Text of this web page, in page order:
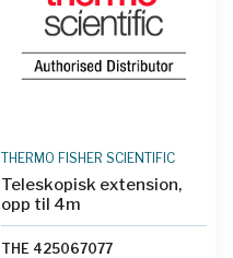
THERMO FISHER SCIENTIFIC
Teleskopisk extension,
opp til 4m
THE 425067077